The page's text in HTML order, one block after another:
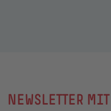
NEWSLETTER